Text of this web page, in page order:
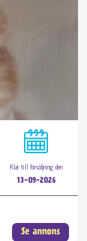
Klar till försäljning den
13-09-2026
Se annons